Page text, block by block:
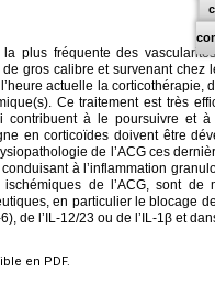
plus fréquente des
gros calibre et survenant
actuelle la corticothérapie,
Ce traitement est très
à le poursuivre et
en corticoïdes doivent être
de l’ACG ces
à l’inflammation
de l’ACG, sont
en particulier le blocage
de l’IL-12/23 ou de l’IL-1β et
en PDF.